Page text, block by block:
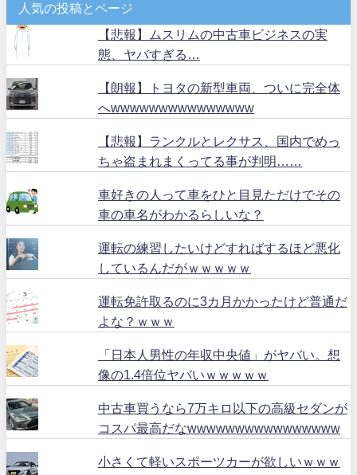
人気の投稿とページ
【悲報】ムスリムの中古車ビジネスの実
態、ヤバすぎる…
【朗報】トヨタの新型車両、ついに完全体
へwwwwwwwwwwwwwww
【悲報】ランクルとレクサス、国内でめっ
ちゃ盗まれまくってる事が判明……
車好きの人って車をひと目見ただけでその
車の車名がわかるらしいな？
運転の練習したいけどすればするほど悪化
しているんだがｗｗｗｗｗ
運転免許取るのに3カ月かかったけど普通だ
よな？ｗｗｗ
「日本人男性の年収中央値」がヤバい。想
像の1.4倍位ヤバいｗｗｗｗｗ
中古車買うなら7万キロ以下の高級セダンが
コスパ最高だなwwwwwwwwwwwwwwww
小さくて軽いスポーツカーが欲しいｗｗｗ